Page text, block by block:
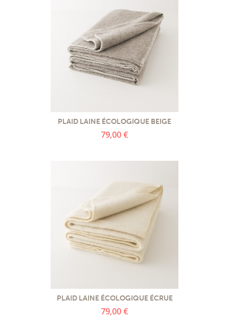
PLAID LAINE ÉCOLOGIQUE BEIGE
79,00 €
PLAID LAINE ÉCOLOGIQUE ÉCRUE
79,00 €